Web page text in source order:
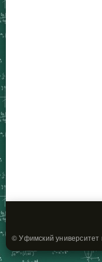
© Уфимский университет